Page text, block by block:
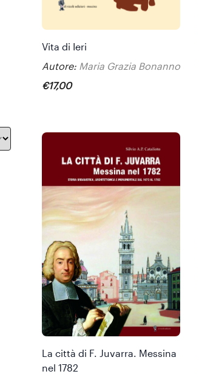
Vita di Ieri
Autore: Maria Grazia Bonanno
€17,00
La città di F. Juvarra. Messina
nel 1782